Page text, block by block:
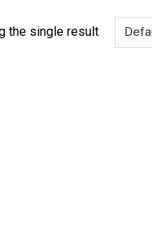
the single result